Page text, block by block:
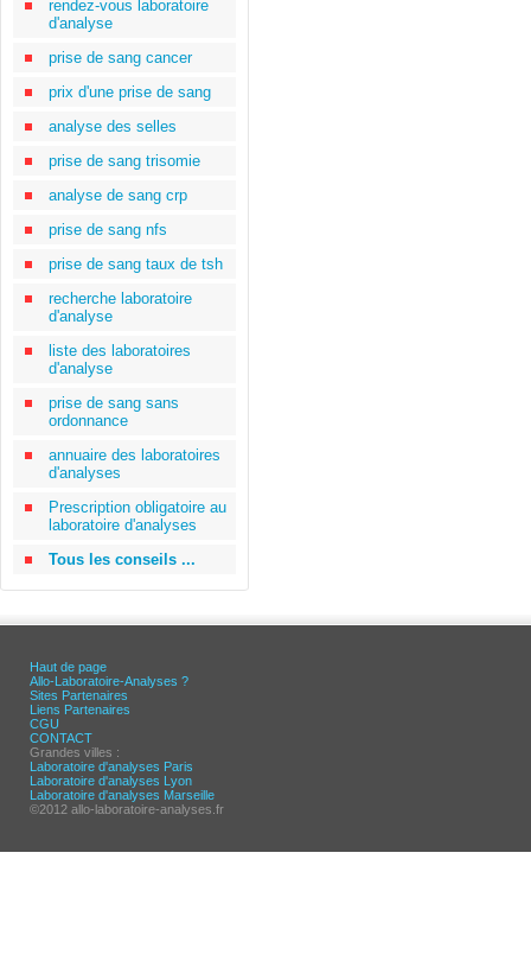
rendez-vous laboratoire
d'analyse
prise de sang cancer
prix d'une prise de sang
analyse des selles
prise de sang trisomie
analyse de sang crp
prise de sang nfs
prise de sang taux de tsh
recherche laboratoire
d'analyse
liste des laboratoires
d'analyse
prise de sang sans
ordonnance
annuaire des laboratoires
d'analyses
Prescription obligatoire au
laboratoire d'analyses
Tous les conseils ...
Haut de page
Allo-Laboratoire-Analyses ?
Sites Partenaires
Liens Partenaires
CGU
CONTACT
Grandes villes :
Laboratoire d'analyses Paris
Laboratoire d'analyses Lyon
Laboratoire d'analyses Marseille
©2012 allo-laboratoire-analyses.fr